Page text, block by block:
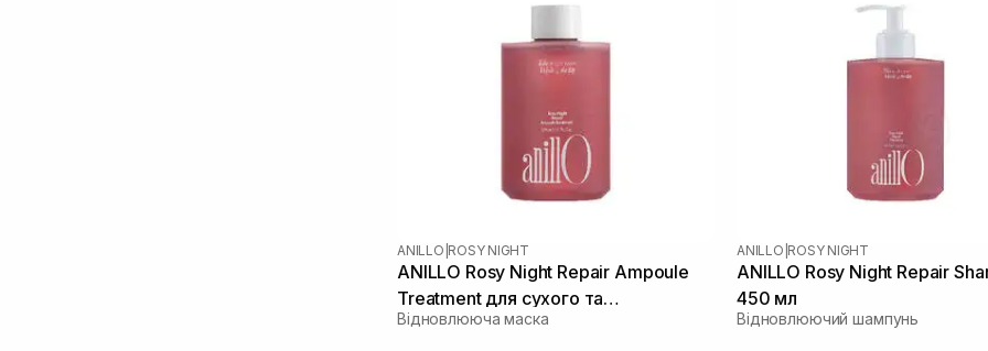
ANILLO ROSY NIGHT
ANILLO Rosy Night Repair Ampoule
Treatment для сухого та
пошкодженого волосся 200 мл
Відновлююча маска
ANILLO ROSY NIGHT
ANILLO Rosy Night Repair
450 мл
Відновлюючий шампунь